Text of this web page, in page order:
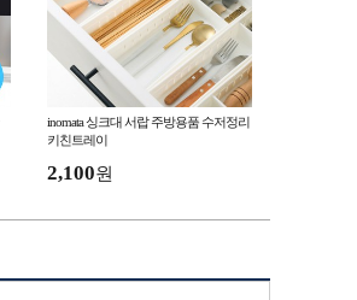
inomata 싱크대 서랍 주방용품 수저정리
키친트레이
2,100원